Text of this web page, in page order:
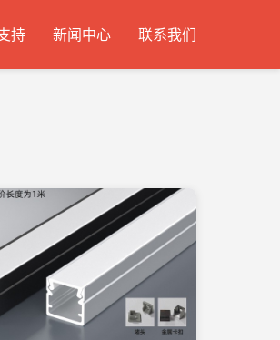
持 新闻中心 联系我们